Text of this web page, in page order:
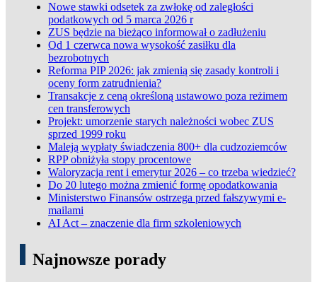
Nowe stawki odsetek za zwłokę od zaległości
podatkowych od 5 marca 2026 r
ZUS będzie na bieżąco informował o zadłużeniu
Od 1 czerwca nowa wysokość zasiłku dla
bezrobotnych
Reforma PIP 2026: jak zmienią się zasady kontroli i
oceny form zatrudnienia?
Transakcje z ceną określoną ustawowo poza reżimem
cen transferowych
Projekt: umorzenie starych należności wobec ZUS
sprzed 1999 roku
Maleją wypłaty świadczenia 800+ dla cudzoziemców
RPP obniżyła stopy procentowe
Waloryzacja rent i emerytur 2026 – co trzeba wiedzieć?
Do 20 lutego można zmienić formę opodatkowania
Ministerstwo Finansów ostrzega przed fałszywymi e-
mailami
AI Act – znaczenie dla firm szkoleniowych
Najnowsze porady